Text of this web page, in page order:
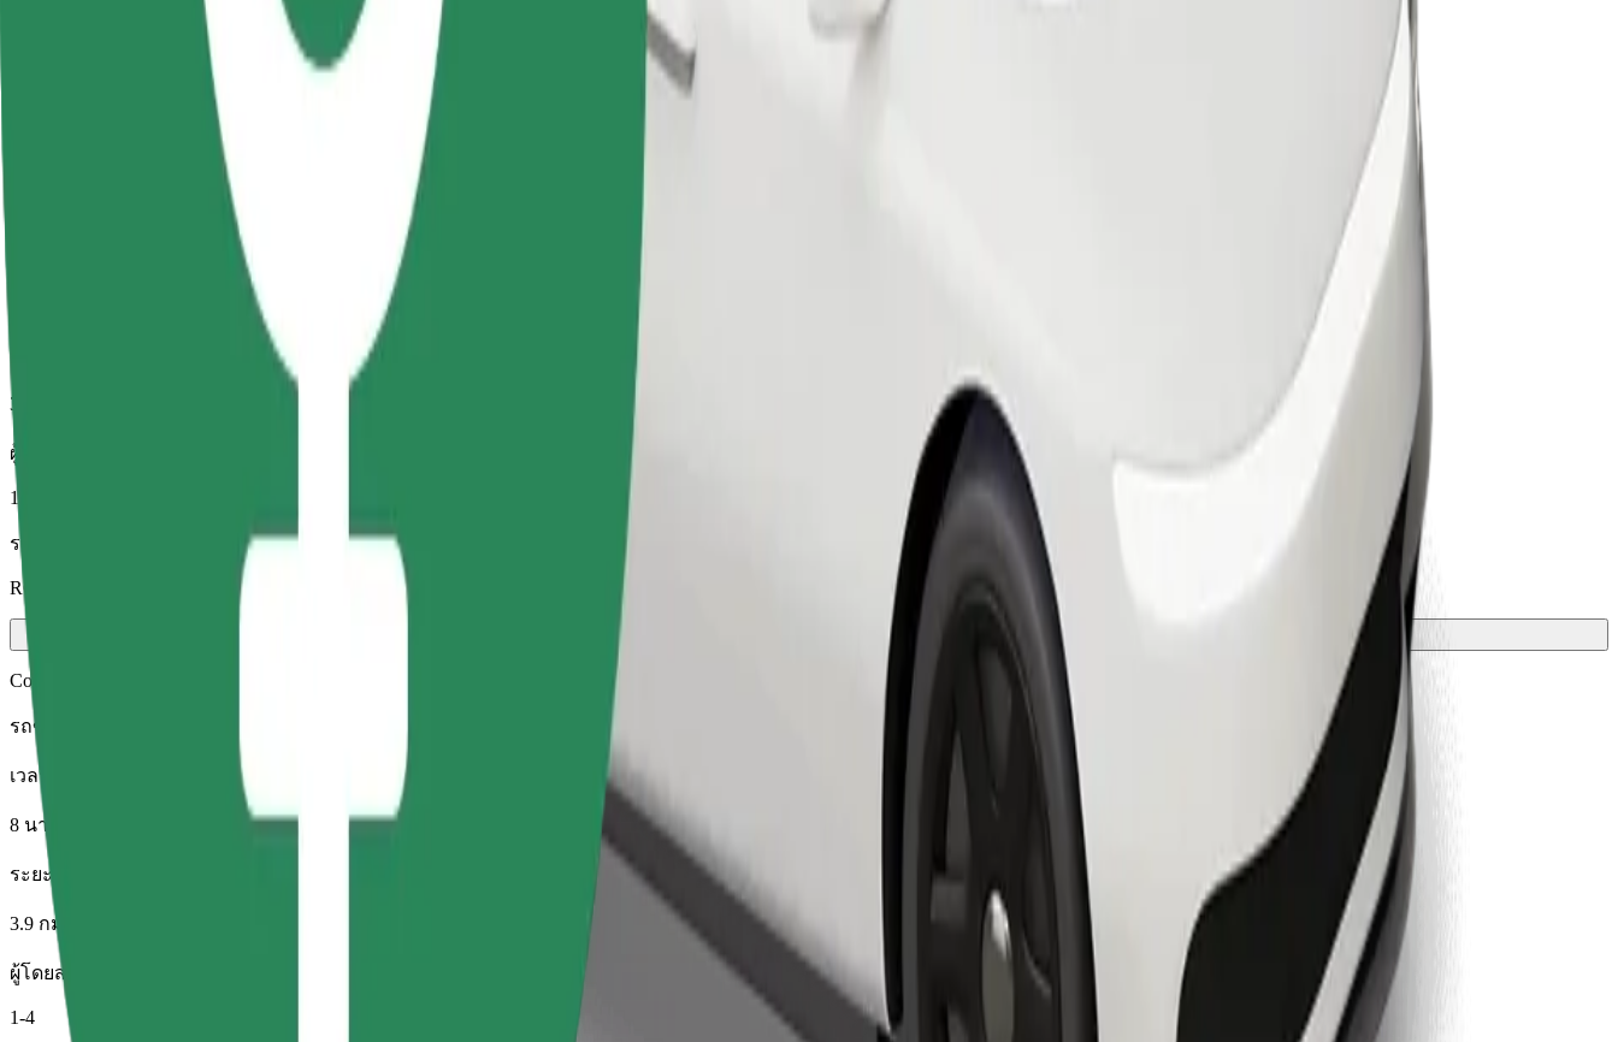
Brașov railway station
ความสะดวกสบายอยู่แค่ปลายนิ้วสัมผัส!
การเดินทางที่เชื่อถือได้ กับรถขนาดกลางสำหรับทุกวัน
ระยะทางโดยประมาณ
3.9 กม.
ผู้โดยสาร
1-4
ราคาโดยประมาณ
RON 16.70
Comfort
รถขนาดใหญ่ นั่งสบาย มีพื้นที่เก็บของมากขึ้น
เวลาเดินทางโดยประมาณ
8 นาที
ระยะทางโดยประมาณ
3.9 กม.
ผู้โดยสาร
1-4